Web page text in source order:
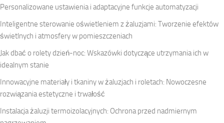
Personalizowane ustawienia i adaptacyjne funkcje automatyzacji
Inteligentne sterowanie oświetleniem z żaluzjami: Tworzenie efektów
świetlnych i atmosfery w pomieszczeniach
Jak dbać o rolety dzień-noc: Wskazówki dotyczące utrzymania ich w
idealnym stanie
Innowacyjne materiały i tkaniny w żaluzjach i roletach: Nowoczesne
rozwiązania estetyczne i trwałość
Instalacja żaluzji termoizolacyjnych: Ochrona przed nadmiernym